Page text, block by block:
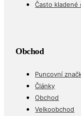
Často kladené
Obchod
Puncovní
Články
Obchod
Velkoobchod